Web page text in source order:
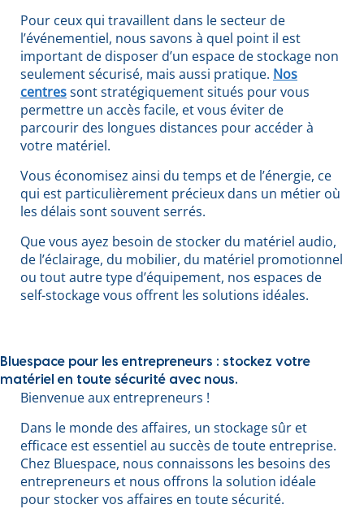
Pour ceux qui travaillent dans le secteur de
l’événementiel, nous savons à quel point il est
important de disposer d’un espace de stockage non
seulement sécurisé, mais aussi pratique. Nos
centressont stratégiquement situés pour vous
permettre un accès facile, et vous éviter de
parcourir des longues distances pour accéder à
votre matériel.
Vous économisez ainsi du temps et de l’énergie, ce
qui est particulièrement précieux dans un métier où
les délais sont souvent serrés.
Que vous ayez besoin de stocker du matériel audio,
de l’éclairage, du mobilier, du matériel promotionnel
ou tout autre type d’équipement, nos espaces de
self-stockage vous offrent les solutions idéales.
Bluespace pour les entrepreneurs : stockez votre
matériel en toute sécurité avec nous.
Bienvenue aux entrepreneurs !
Dans le monde des affaires, un stockage sûr et
efficace est essentiel au succès de toute entreprise.
Chez Bluespace, nous connaissons les besoins des
entrepreneurs et nous offrons la solution idéale
pour stocker vos affaires en toute sécurité.